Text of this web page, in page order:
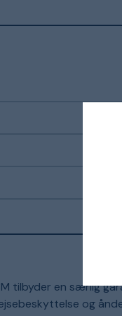
tilbyder en særlig
og